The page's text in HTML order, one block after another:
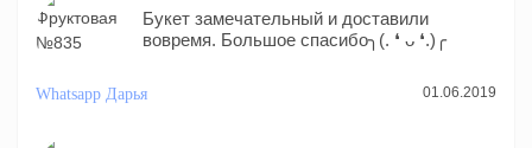
Букет замечательный и доставили
вовремя. Большое спасибо╮(. ❛ ᴗ ❛.)╭
Whatsapp Дарья 01.06.2019